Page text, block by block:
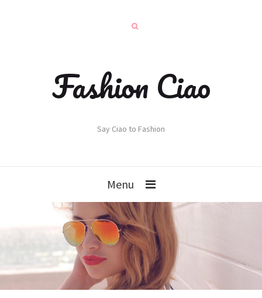
Fashion Ciao
Say Ciao to Fashion
Menu